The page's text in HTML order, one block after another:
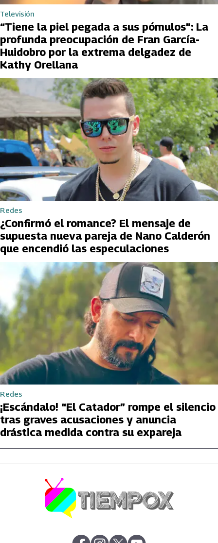
Televisión
“Tiene la piel pegada a sus pómulos”: La
profunda preocupación de Fran García-
Huidobro por la extrema delgadez de
Kathy Orellana
Redes
¿Confirmó el romance? El mensaje de
supuesta nueva pareja de Nano Calderón
que encendió las especulaciones
Redes
¡Escándalo! “El Catador” rompe el silencio
tras graves acusaciones y anuncia
drástica medida contra su expareja
abre en nueva pestaña
abre en nueva pestaña
abre en nueva pestaña